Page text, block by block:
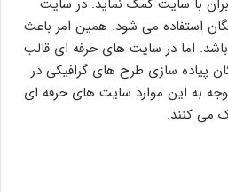
با سایت کمک نماید. در سایت
استفاده می شود. همین امر باعث
اما در سایت های حرفه ای قالب
پیاده سازی طرح های گرافیکی در
به این موارد سایت های حرفه ای
می کنند.